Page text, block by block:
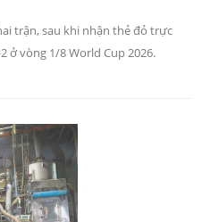
trận, sau khi nhận thẻ đỏ trực
ở vòng 1/8 World Cup 2026.